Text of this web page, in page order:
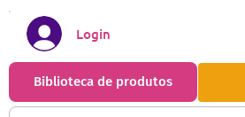
Biblioteca de produtos
Login